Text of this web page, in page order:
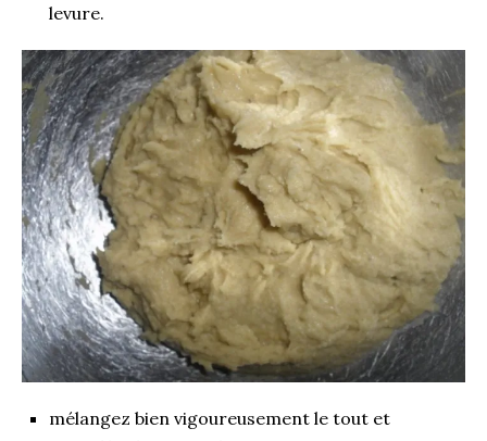
levure.
mélangez bien vigoureusement le tout et